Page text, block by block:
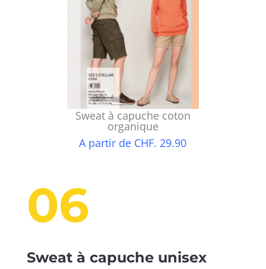
Sweat à capuche coton
organique
A partir de CHF. 29.90
06
Sweat à capuche unisex